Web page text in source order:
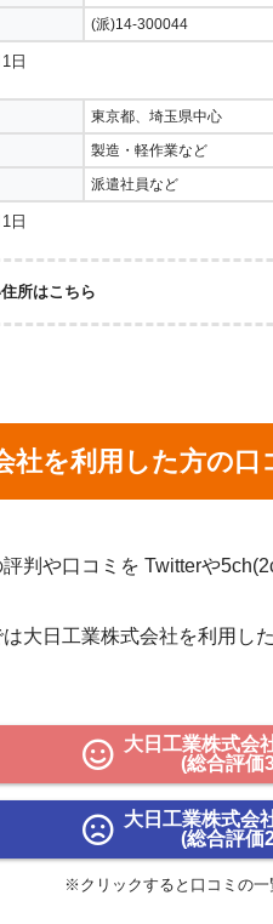
(派)14-300044
日
東京都、埼玉県中心
製造・軽作業など
派遣社員など
日
所はこちら
社を利用した方の口
判や口コミを Twitterや
大日工業株式会社を利用し
大日工業株式会
(総合評価
大日工業株式会
(総合評価
※クリックすると口コミの